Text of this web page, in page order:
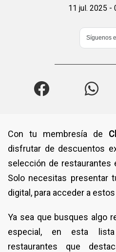
11 jul. 2025 -
Síguenos
Con tu membresía de
disfrutar de descuentos
selección de restaurantes
Solo necesitas presentar
digital, para acceder a
Ya sea que busques algo
especial, en esta
restaurantes que